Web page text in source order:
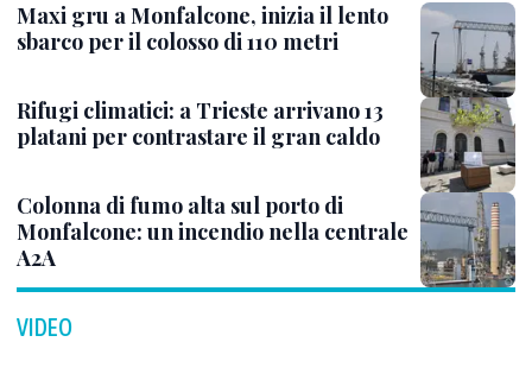
Maxi gru a Monfalcone, inizia il lento
sbarco per il colosso di 110 metri
Rifugi climatici: a Trieste arrivano 13
platani per contrastare il gran caldo
Colonna di fumo alta sul porto di
Monfalcone: un incendio nella centrale
A2A
VIDEO